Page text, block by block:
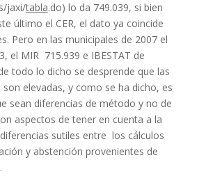
jaxi/tabla.do) lo da 749.039, si bien
último el CER, el dato ya coincide
Pero en las municipales de 2007 el
el MIR 715.939 e IBESTAT de
todo lo dicho se desprende que las
son elevadas, y como se ha dicho, es
sean diferencias de método y no de
aspectos de tener en cuenta a la
sutiles entre los cálculos
y abstención provenientes de